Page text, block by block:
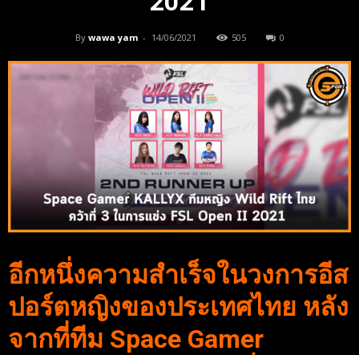
By wawa yam - 14/06/2021 505 0
อีกหนึ่งความสำเร็จในวงการอีส
ปอร์ตหญิงของประเทศไทย หลัง
จากที่ทีม Space Gamer